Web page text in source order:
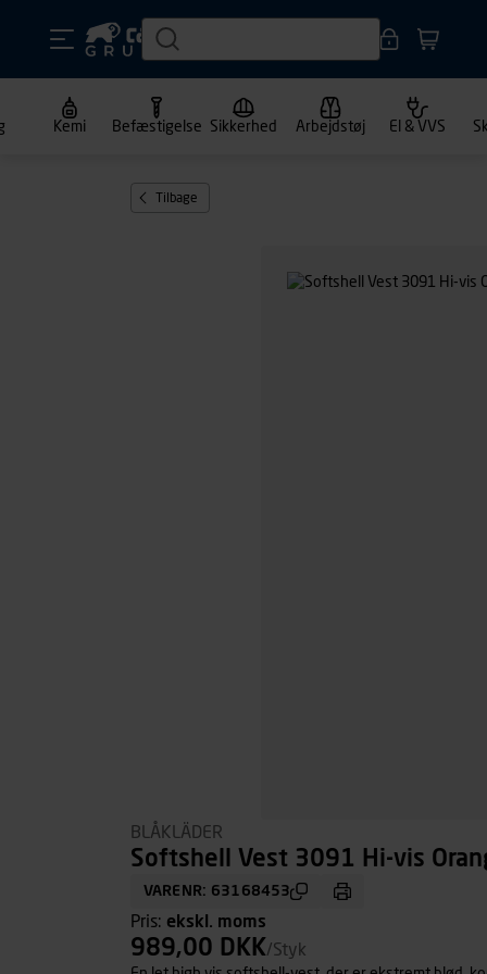
Kemi Befæstigelse Sikkerhed Arbejdstøj El & VVS
Tilbage
BLÅKLÄDER
Softshell Vest 3091 Hi-vis
VARENR: 63168453
Pris: ekskl. moms
989,00 DKK/Styk